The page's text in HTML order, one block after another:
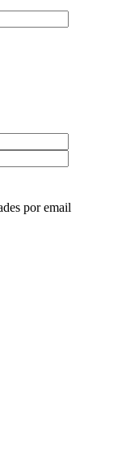
por email